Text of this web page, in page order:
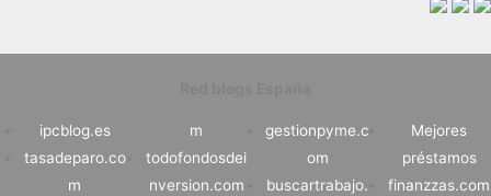
ipcblog.es
tasadeparo.co
m
m
todofondosdei
nversion.com
gestionpyme.c
om
buscartrabajo.
Mejores
préstamos
finanzzas.com